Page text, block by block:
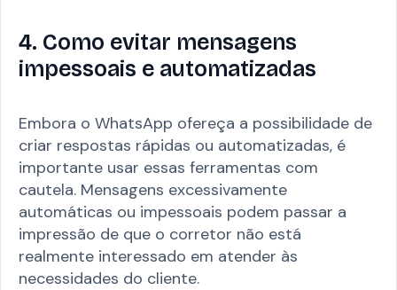
4. Como evitar mensagens
impessoais e automatizadas
Embora o WhatsApp ofereça a possibilidade de
criar respostas rápidas ou automatizadas, é
importante usar essas ferramentas com
cautela. Mensagens excessivamente
automáticas ou impessoais podem passar a
impressão de que o corretor não está
realmente interessado em atender às
necessidades do cliente.